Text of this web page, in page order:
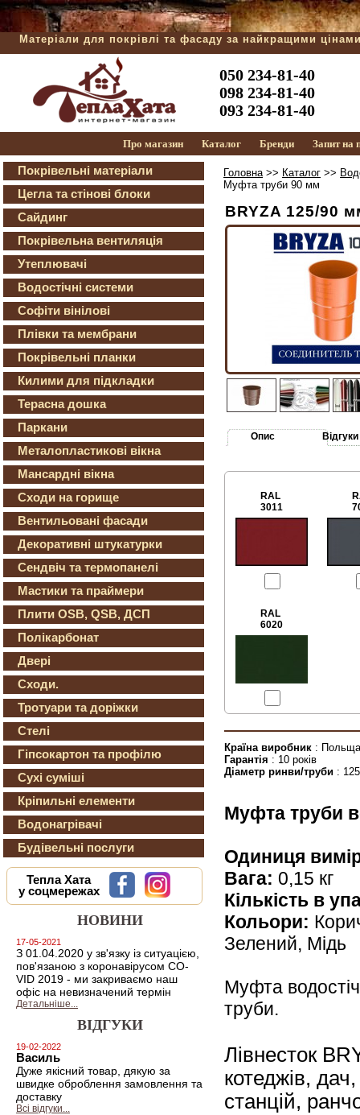
Матеріали для покрівлі та фасаду за найкращими
050 234-81-40
098 234-81-40
093 234-81-40
Про магазин Каталог Бренди Запит на
Покрівельні матеріали
Цегла та стінові блоки
Сайдинг
Покрівельна вентиляція
Утеплювачі
Водостічні системи
Софіти вінілові
Плівки та мембрани
Покрівельні планки
Килими для підкладки
Терасна дошка
Паркани
Металопластикові вікна
Мансардні вікна
Сходи на горище
Вентильовані фасади
Декоративні штукатурки
Сендвіч та термопанелі
Мастики та праймери
Плити OSB, QSB, ДСП
Полікарбонат
Двері
Сходи.
Тротуари та доріжки
Стелі
Гіпсокартон та профілю
Сухі суміші
Кріпильні елементи
Водонагрівачі
Будівельні послуги
Тепла Хата
у соцмережах
НОВИНИ
17-05-2021
З 01.04.2020 у зв'язку із ситуацією,
пов'язаною з коронавірусом CO-
VID 2019 - ми закриваємо наш
офіс на невизначений термін
Детальніше...
ВІДГУКИ
19-02-2022
Василь
Дуже якісний товар, дякую за
швидке оброблення замовлення та
доставку
Всі відгуки...
Головна>> Каталог >>
Муфта труби 90 мм
BRYZA 125/90
Опис Відгуки
RAL
3011
RAL
6020
Країна виробник : Польща
Гарантія : 10 років
Діаметр ринви/труби :
Муфта труби
Одиниця
Вага: 0,15 кг
Кількість в
Кольори:
Зелений, Мідь
Муфта
труби.
Лівнесток
котеджів,
станцій,